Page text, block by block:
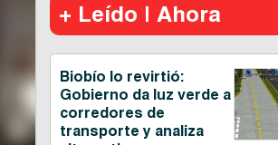
+ Leído | Ahora
Biobío lo revirtió:
Gobierno da luz verde a
corredores de
transporte y analiza